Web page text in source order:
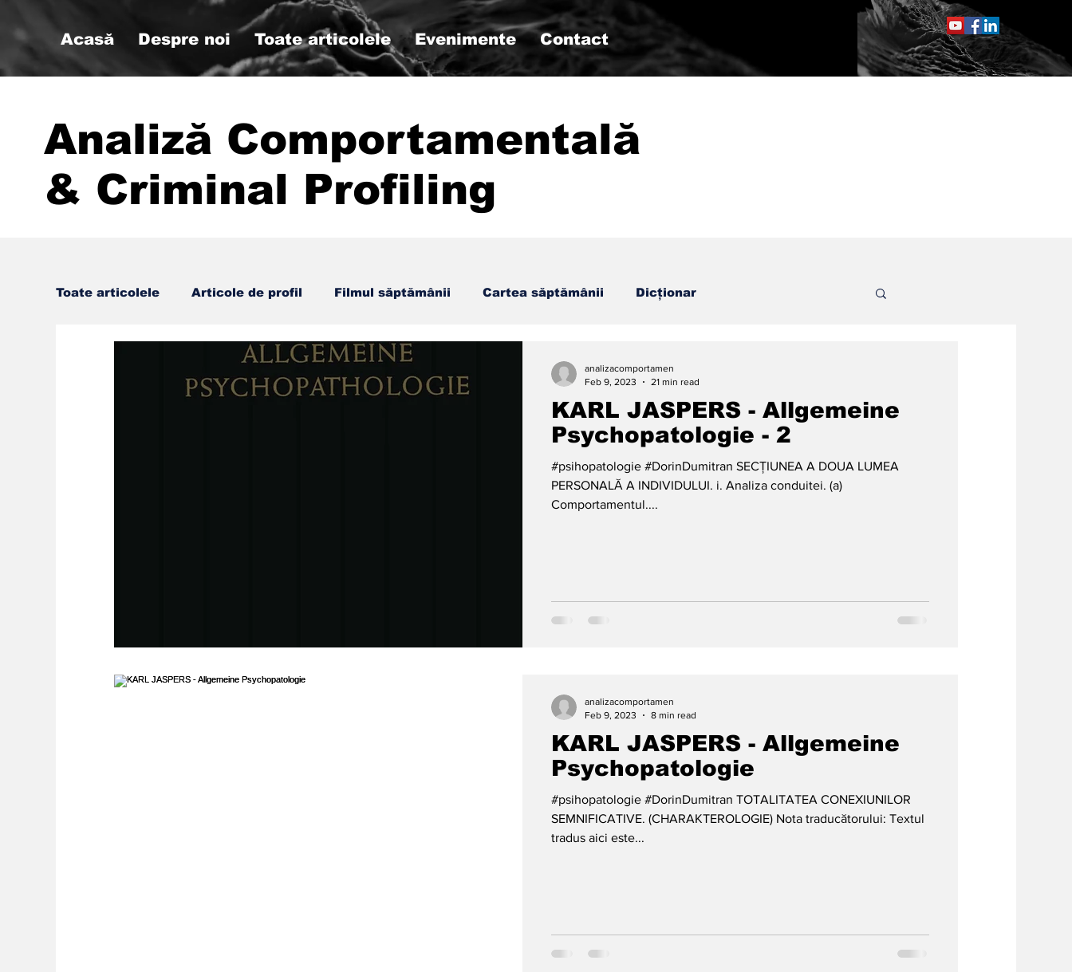
Acasă Despre noi Toate articolele Evenimente Contact
Analiză Comportamentală
& Criminal Profiling
Toate articolele Articole de profil Filmul săptămânii Cartea săptămânii Dicționar
#psihologiemilitara #analizacompor
KARL JASPERS - Allgemeine
Psychopatologie - 2
#psihopatologie #DorinDumitran SECȚIUNEA A DOUA LUMEA
PERSONALĂ A INDIVIDULUI. i. Analiza conduitei. (a)
Comportamentul....
analizacomportamen
Feb 9, 2023
21 min read
KARL JASPERS - Allgemeine
Psychopatologie
#psihopatologie #DorinDumitran TOTALITATEA CONEXIUNILOR
SEMNIFICATIVE. (CHARAKTEROLOGIE) Nota traducătorului: Textul
tradus aici este...
analizacomportamen
Feb 9, 2023
8 min read